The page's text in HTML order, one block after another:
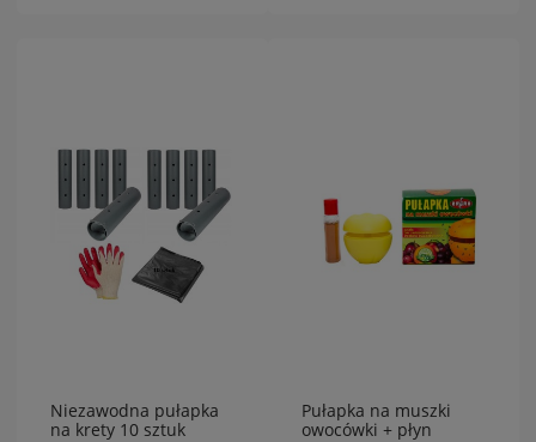
Niezawodna pułapka
na krety 10 sztuk
Pułapka na muszki
owocówki + płyn